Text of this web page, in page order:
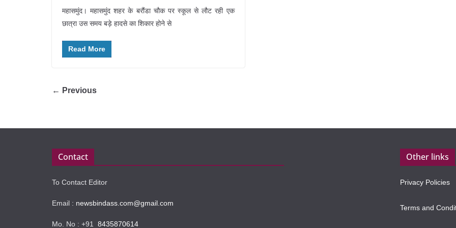
महासमुंद। महासमुंद शहर के बरौंडा चौक पर स्कूल से लौट रही एक
छात्रा उस समय बड़े हादसे का शिकार होने से
Read More
← Previous
Contact
To Contact Editor
Email : newsbindass.com@gmail.com
Mo. No : +91 8435870614
Other links
Privacy Policies
Terms and